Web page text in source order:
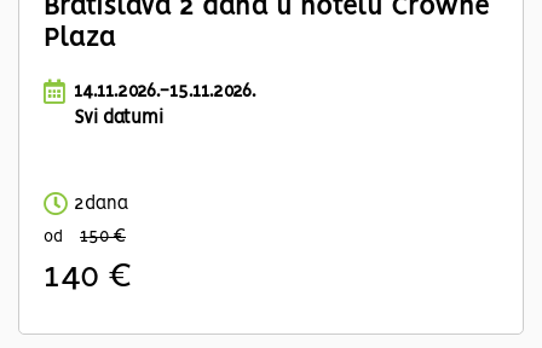
Bratislava 2 dana u hotelu Crowne
Plaza
14.11.2026.-15.11.2026.
Svi datumi
2dana
od 150 €
140 €